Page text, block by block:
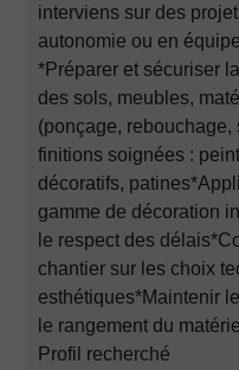
interviens sur des
autonomie ou en
*Préparer et sécuriser
des sols, meubles,
(ponçage,
finitions soignées :
décoratifs,
gamme de décoration
le respect des
chantier sur les choix
esthétiques*Maintenir
le rangement du matériel
Profil recherché